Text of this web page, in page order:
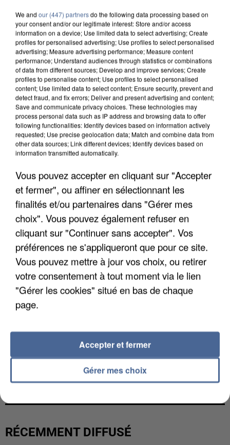
DE FAUNE SAUVAGE SONT...
L’UN DES FONDATEURS SUPPOSÉS DE LA DZ
MAFIA INTERPELLÉ EN ALGÉRIE
RÉCEMMENT DIFFUSÉ
We and our (447) partnersdo the following data processing based on
your consent and/or our legitimate interest: Store and/or access
information on a device; Use limited data to select advertising; Create
profiles for personalised advertising; Use profiles to select personalised
advertising; Measure advertising performance; Measure content
performance; Understand audiences through statistics or combinations
of data from different sources; Develop and improve services; Create
profiles to personalise content; Use profiles to select personalised
content; Use limited data to select content; Ensure security, prevent and
detect fraud, and fix errors; Deliver and present advertising and content;
Save and communicate privacy choices. These technologies may
process personal data such as IP address and browsing data to offer
following functionalities: Identify devices based on information actively
requested; Use precise geolocation data; Match and combine data from
other data sources; Link different devices; Identify devices based on
information transmitted automatically.
Vous pouvez accepter en cliquant sur "Accepter
et fermer", ou affiner en sélectionnant les
finalités et/ou partenaires dans "Gérer mes
choix". Vous pouvez également refuser en
cliquant sur "Continuer sans accepter". Vos
préférences ne s'appliqueront que pour ce site.
Vous pouvez mettre à jour vos choix, ou retirer
votre consentement à tout moment via le lien
"Gérer les cookies" situé en bas de chaque
page.
Gérer mes choix
Accepter et fermer